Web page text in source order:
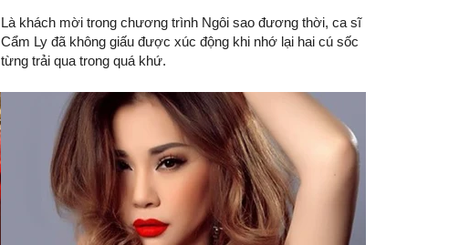
Là khách mời trong chương trình Ngôi sao đương thời, ca sĩ
Cẩm Ly đã không giấu được xúc động khi nhớ lại hai cú sốc
từng trải qua trong quá khứ.